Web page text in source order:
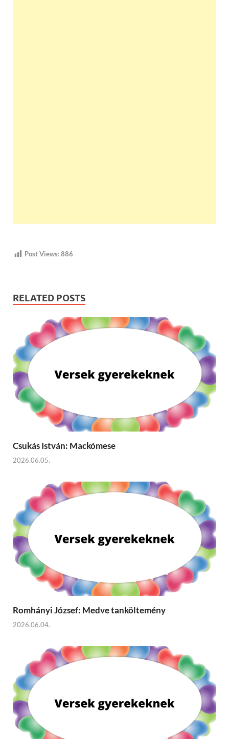
Post Views:886
RELATED POSTS
Csukás István: Mackómese
2026.06.05.
Romhányi József: Medve tanköltemény
2026.06.04.